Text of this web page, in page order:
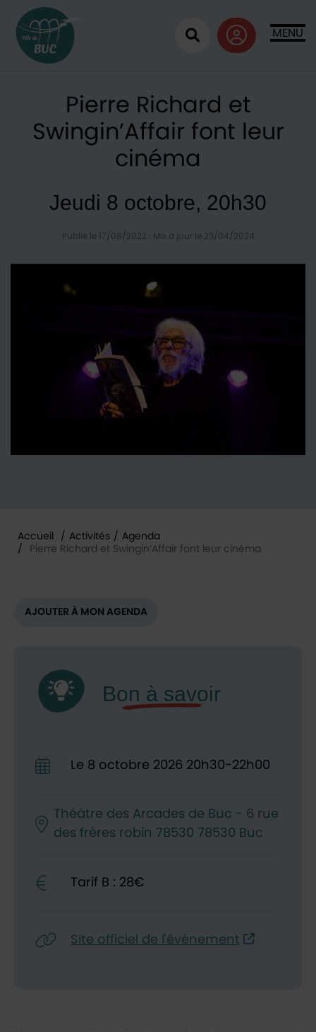
MENU
Ouvrir la
Pierre Richard et
Swingin’Affair font leur
cinéma
Jeudi 8 octobre, 20h30
Publié le 17/08/2022 · Mis à jour le 23/04/2024
Accueil / Activités / Agenda
/
Pierre Richard et Swingin’Affair font leur cinéma
AJOUTER À MON AGENDA
Le 8 octobre 2026 20h30-22h00
Théâtre des Arcades de Buc - 6 rue
des frères robin 78530 78530 Buc
Tarif B : 28€
Site officiel de l'événement